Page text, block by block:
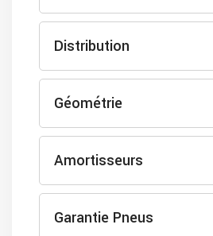
Distribution
Géométrie
Amortisseurs
Garantie Pneus